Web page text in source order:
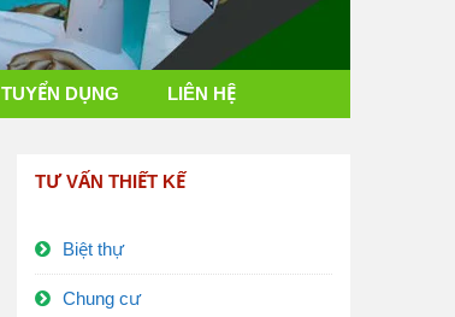
TUYỂN DỤNG LIÊN HỆ
TƯ VẤN THIẾT KẾ
Biệt thự
Chung cư